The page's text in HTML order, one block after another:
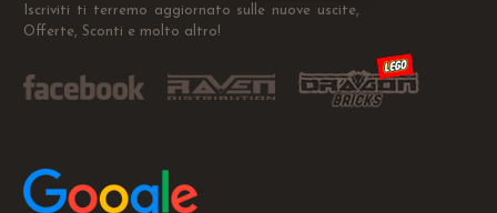
Iscriviti ti terremo aggiornato sulle nuove uscite,
Offerte, Sconti e molto altro!